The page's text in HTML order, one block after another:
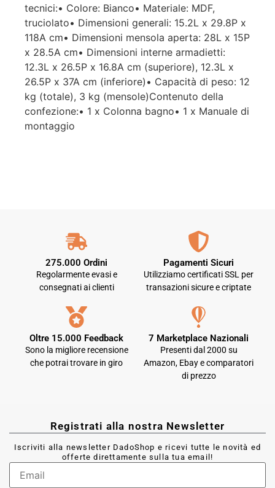
tecnici:• Colore: Bianco• Materiale: MDF,
truciolato• Dimensioni generali: 15.2L x 29.8P x
118A cm• Dimensioni mensola aperta: 28L x 15P
x 28.5A cm• Dimensioni interne armadietti:
12.3L x 26.5P x 16.8A cm (superiore), 12.3L x
26.5P x 37A cm (inferiore)• Capacità di peso: 12
kg (totale), 3 kg (mensole)Contenuto della
confezione:• 1 x Colonna bagno• 1 x Manuale di
montaggio
275.000 Ordini
Regolarmente evasi e
consegnati ai clienti
Pagamenti Sicuri
Utilizziamo certificati SSL per
transazioni sicure e criptate
Oltre 15.000 Feedback
Sono la migliore recensione
che potrai trovare in giro
7 Marketplace Nazionali
Presenti dal 2000 su
Amazon, Ebay e comparatori
di prezzo
Registrati alla nostra Newsletter
Iscriviti alla newsletter DadoShop e ricevi tutte le novità ed
offerte direttamente sulla tua email!